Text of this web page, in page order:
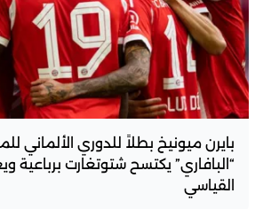
“البافاري” يكتسح شتوتغارت برباعية
القياسي